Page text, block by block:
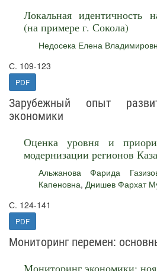
Локальная идентичность
(на примере г. Сокола)
Недосека Елена
С. 109-123
PDF
Зарубежный опыт
экономики
Оценка уровня и
модернизации регионов
Альжанова Фарида
Капеновна, Днишев Фархат
С. 124-141
PDF
Мониторинг перемен:
Мониторинг экономики: